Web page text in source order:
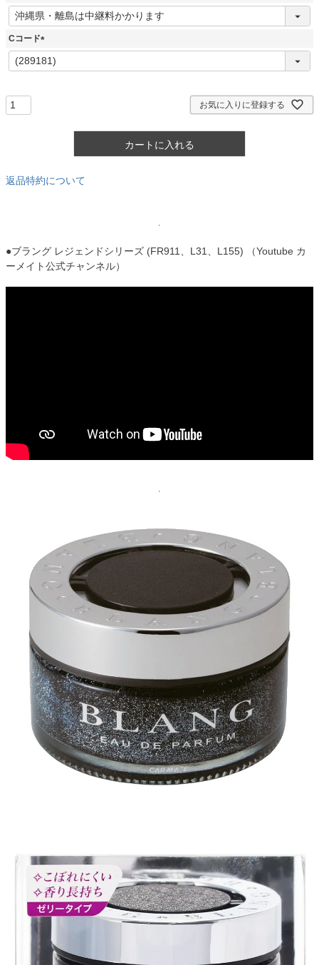
(
必
Cコード
(
必
お気に入りに登録する
カートに入れる
返品特約について
●ブラング レジェンドシリーズ (FR911、L31、L155) （Youtube カ
ーメイト公式チャンネル）